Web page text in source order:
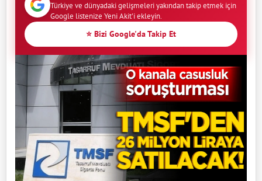
Türkiye ve dünyadaki gelişmeleri yakından takip etmek için
Google listenize Yeni Akit'i ekleyin.
⭐ Bizi Google'da Takip Et